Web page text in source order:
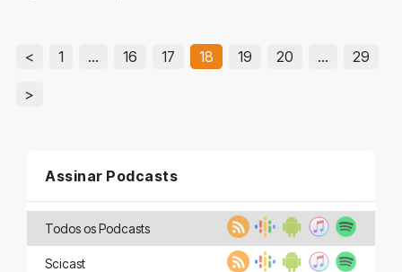
< 1 … 16 17 18 19 20 … 29
>
Assinar Podcasts
Todos os Podcasts
Scicast